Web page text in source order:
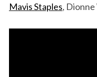
Mavis Staples,